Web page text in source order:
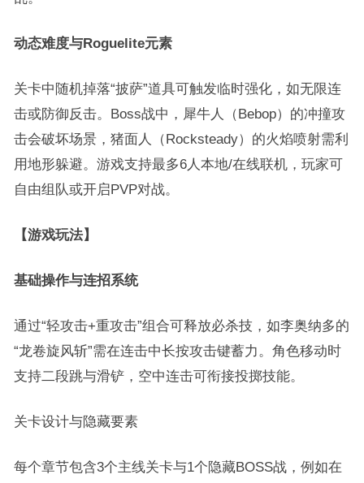
动态难度与Roguelite元素
关卡中随机掉落“披萨”道具可触发临时强化，如无限连
击或防御反击。Boss战中，犀牛人（Bebop）的冲撞攻
击会破坏场景，猪面人（Rocksteady）的火焰喷射需利
用地形躲避。游戏支持最多6人本地/在线联机，玩家可
自由组队或开启PVP对战。
【游戏玩法】
基础操作与连招系统
通过“轻攻击+重攻击”组合可释放必杀技，如李奥纳多的
“龙卷旋风斩”需在连击中长按攻击键蓄力。角色移动时
支持二段跳与滑铲，空中连击可衔接投掷技能。
关卡设计与隐藏要素
每个章节包含3个主线关卡与1个隐藏BOSS战，例如在